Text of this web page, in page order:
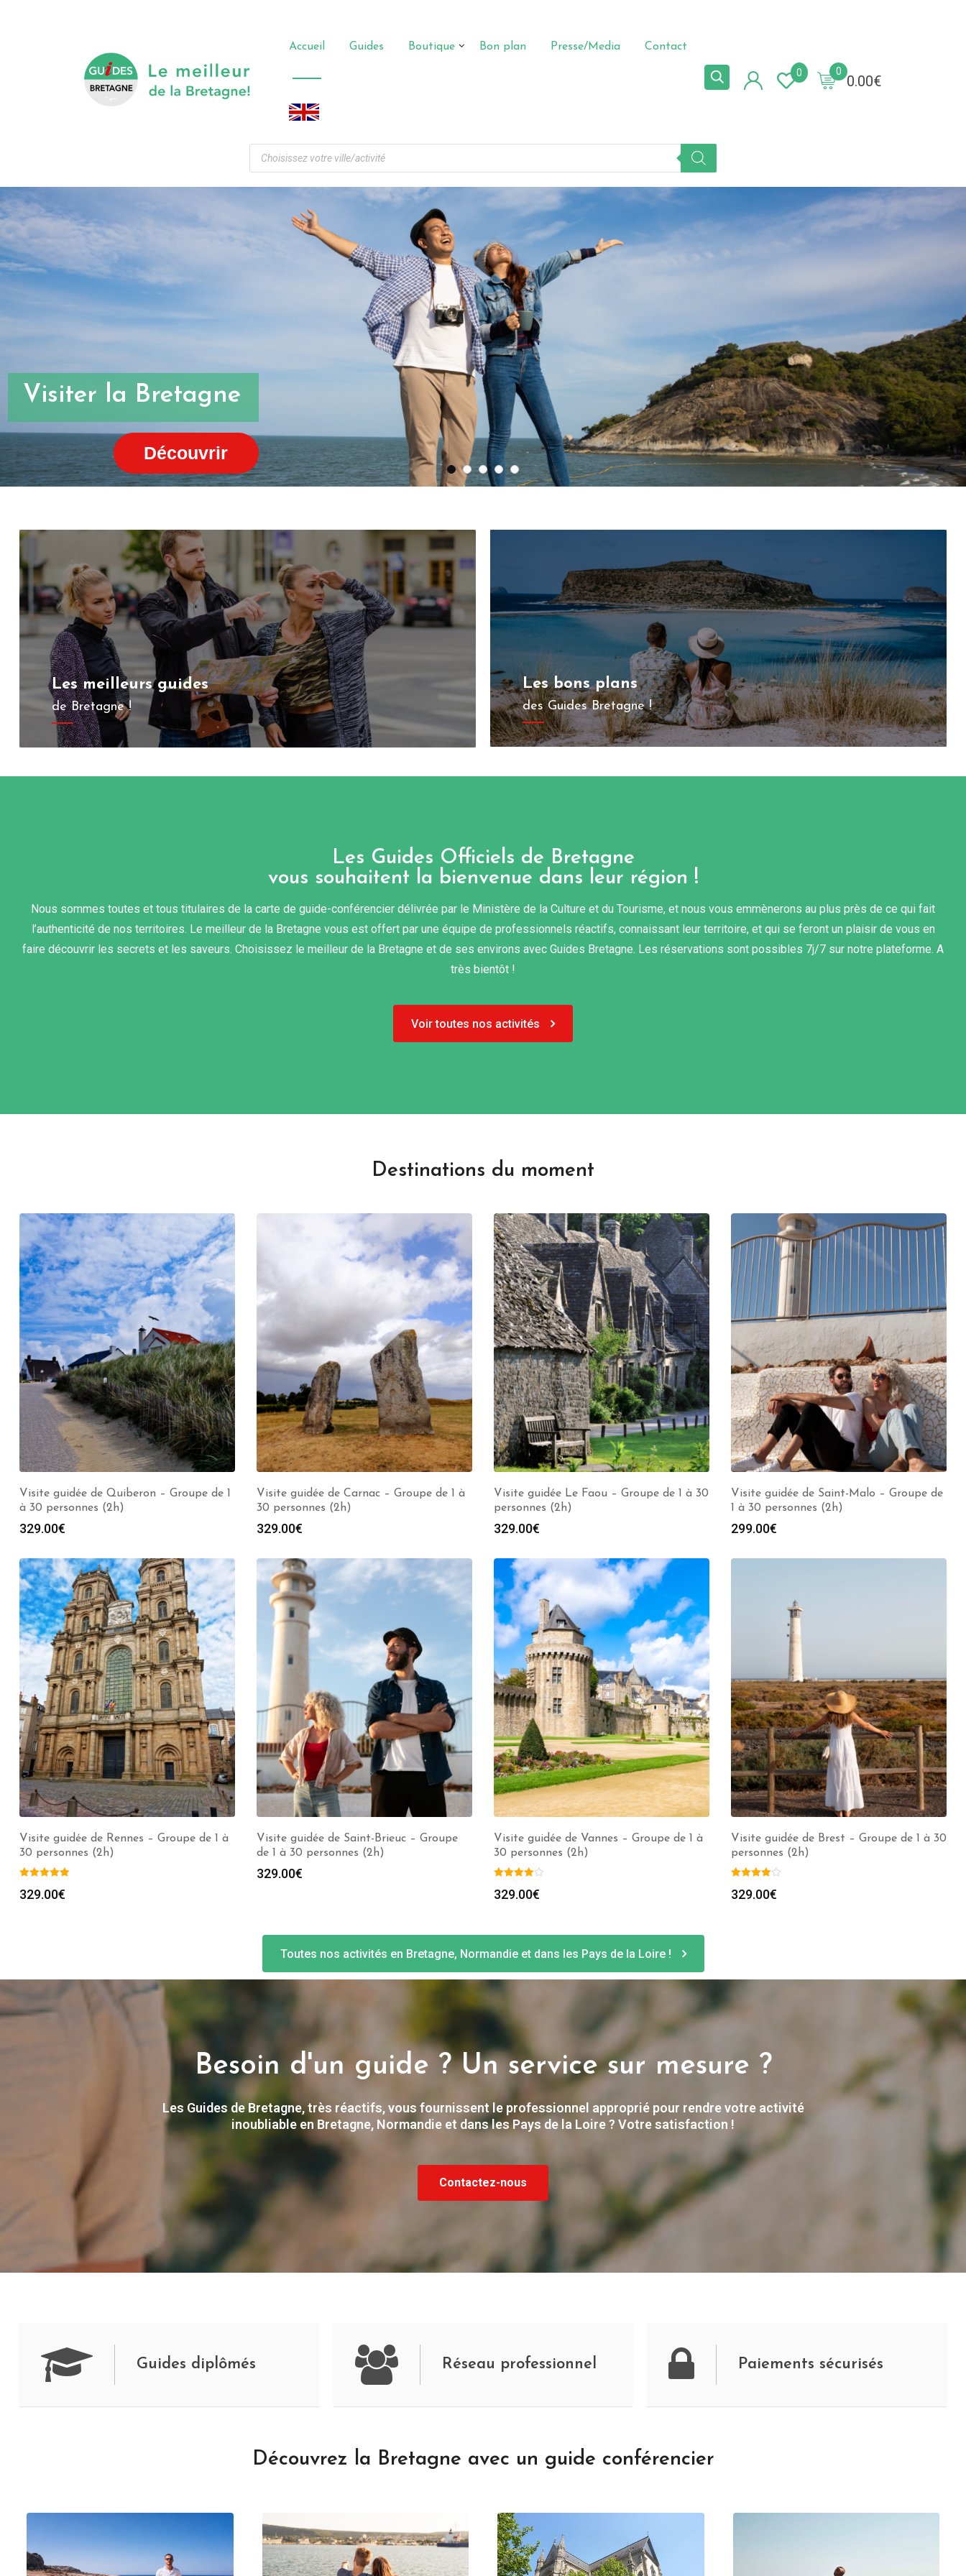
Accueil Guides Boutique Bon plan Presse/Media Contact
0.00€
0
0
Découvrir
Ses paysages...
Les meilleurs guides
de Bretagne !
Les bons plans
des Guides Bretagne !
Les Guides Officiels de Bretagne
vous souhaitent la bienvenue dans leur région !
Nous sommes toutes et tous titulaires de la carte de guide-conférencier délivrée par le Ministère de la Culture et du Tourisme, et nous vous emmènerons au plus près de ce qui fait
l’authenticité de nos territoires. Le meilleur de la Bretagne vous est offert par une équipe de professionnels réactifs, connaissant leur territoire, et qui se feront un plaisir de vous en
faire découvrir les secrets et les saveurs. Choisissez le meilleur de la Bretagne et de ses environs avec Guides Bretagne. Les réservations sont possibles 7j/7 sur notre plateforme. A
très bientôt !
Voir toutes nos activités
Destinations du moment
Visite guidée de Quiberon – Groupe de 1
à 30 personnes (2h)
329.00€
Visite guidée de Carnac – Groupe de 1 à
30 personnes (2h)
329.00€
Visite guidée Le Faou – Groupe de 1 à 30
personnes (2h)
329.00€
Visite guidée de Saint-Malo – Groupe de
1 à 30 personnes (2h)
299.00€
Visite guidée de Rennes – Groupe de 1 à
30 personnes (2h)
329.00€
Visite guidée de Saint-Brieuc – Groupe
de 1 à 30 personnes (2h)
329.00€
Visite guidée de Vannes – Groupe de 1 à
30 personnes (2h)
329.00€
Visite guidée de Brest – Groupe de 1 à 30
personnes (2h)
329.00€
Toutes nos activités en Bretagne, Normandie et dans les Pays de la Loire !
Besoin d'un guide ? Un service sur mesure ?
Les Guides de Bretagne, très réactifs, vous fournissent le professionnel approprié pour rendre votre activité
inoubliable en Bretagne, Normandie et dans les Pays de la Loire ? Votre satisfaction !
Contactez-nous
Guides diplômés Réseau professionnel Paiements sécurisés
Découvrez la Bretagne avec un guide conférencier